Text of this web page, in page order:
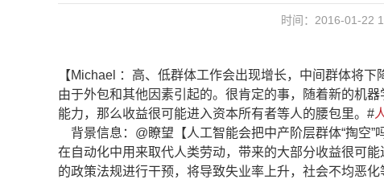
时间：2016-01-22
【Michael ：高、低群体工作会出现增长，中间群体将
由于外包和其他因素引起的。很肯定的事，随着新的机
能力，那么收益很可能进入资本所有者等人的腰包里。#
背景信息：@瞭望【人工智能会把中产阶层群体“掏空
在自动化中用来取代人类劳动，带来的大部分收益很可
的政策法规进行干预，将导致失业率上升，社会不均恶化